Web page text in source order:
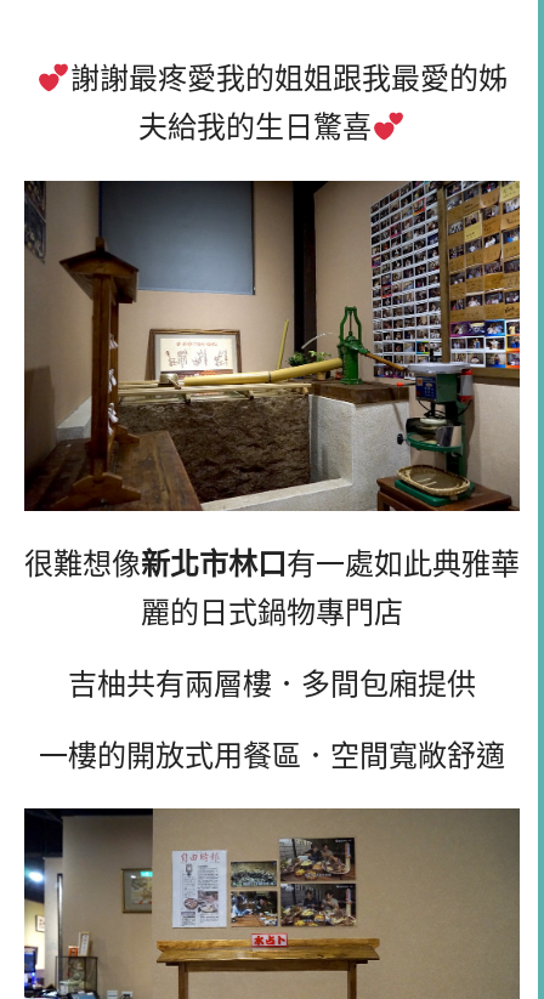
謝謝最疼愛我的姐姐跟我最愛的姊
夫給我的生日驚喜
很難想像新北市林口 有一處如此典雅華
麗的日式鍋物專門店
吉柚共有兩層樓．多間包廂提供
一樓的開放式用餐區．空間寬敞舒適